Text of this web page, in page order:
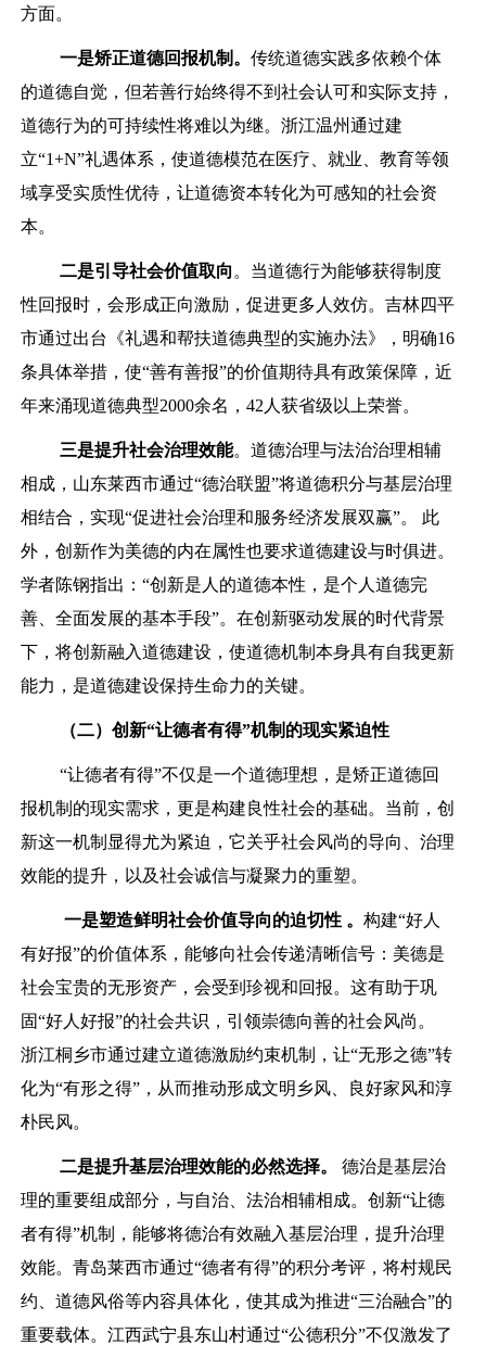
方面。
一是矫正道德回报机制 。传统道德实践多依赖个体
的道德自觉，但若善行始终得不到社会认可和实际支持，
道德行为的可持续性将难以为继。浙江温州通过建
立“1+N”礼遇体系，使道德模范在医疗、就业、教育等领
域享受实质性优待，让道德资本转化为可感知的社会资
本。
二是引导社会价值取向 。当道德行为能够获得制度
性回报时，会形成正向激励，促进更多人效仿。吉林四平
市通过出台《礼遇和帮扶道德典型的实施办法》，明确16
条具体举措，使“善有善报”的价值期待具有政策保障，近
年来涌现道德典型2000余名，42人获省级以上荣誉。
三是提升社会治理效能。道德治理与法治治理相辅
相成，山东莱西市通过“德治联盟”将道德积分与基层治理
相结合，实现“促进社会治理和服务经济发展双赢”。 此
外，创新作为美德的内在属性也要求道德建设与时俱进。
学者陈钢指出：“创新是人的道德本性，是个人道德完
善、全面发展的基本手段”。在创新驱动发展的时代背景
下，将创新融入道德建设，使道德机制本身具有自我更新
能力，是道德建设保持生命力的关键。
（二）创新“让德者有得”机制的现实紧迫性
“让德者有得”不仅是一个道德理想，是矫正道德回
报机制的现实需求，更是构建良性社会的基础。当前，创
新这一机制显得尤为紧迫，它关乎社会风尚的导向、治理
效能的提升，以及社会诚信与凝聚力的重塑。
一是塑造鲜明社会价值导向的迫切性 。构建“好人
有好报”的价值体系，能够向社会传递清晰信号：美德是
社会宝贵的无形资产，会受到珍视和回报。这有助于巩
固“好人好报”的社会共识，引领崇德向善的社会风尚。
浙江桐乡市通过建立道德激励约束机制，让“无形之德”转
化为“有形之得”，从而推动形成文明乡风、良好家风和淳
朴民风。
二是提升基层治理效能的必然选择。德治是基层治
理的重要组成部分，与自治、法治相辅相成。创新“让德
者有得”机制，能够将德治有效融入基层治理，提升治理
效能。青岛莱西市通过“德者有得”的积分考评，将村规民
约、道德风俗等内容具体化，使其成为推进“三治融合”的
重要载体。江西武宁县东山村通过“公德积分”不仅激发了